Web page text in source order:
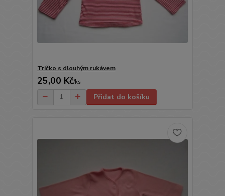
Tričko s dlouhým rukávem
25,00 Kč/ks
Přidat do košíku